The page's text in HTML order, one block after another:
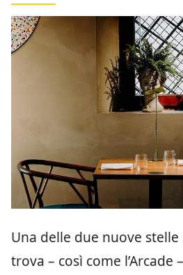
Una delle due nuove
trova – così come l’Arcade